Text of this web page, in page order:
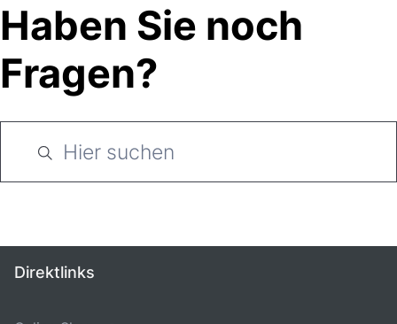
Haben Sie noch
Fragen?
Direktlinks